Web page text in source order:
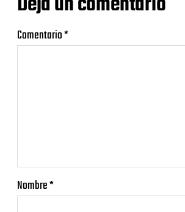
Comentario*
Nombre*